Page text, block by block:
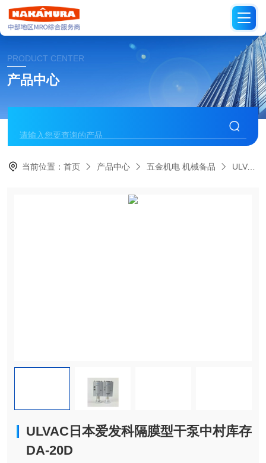
PRODUCT CENTER
产品中心
当前位置：首页 产品中心 五金机电 机械备品 ULVAC日本爱发科
ULVAC日本爱发科隔膜型干泵中村库存
DA-20D